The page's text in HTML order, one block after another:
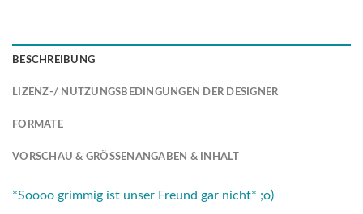
BESCHREIBUNG
LIZENZ-/ NUTZUNGSBEDINGUNGEN DER DESIGNER
FORMATE
VORSCHAU & GRÖSSENANGABEN & INHALT
*Soooo grimmig ist unser Freund gar nicht* ;o)